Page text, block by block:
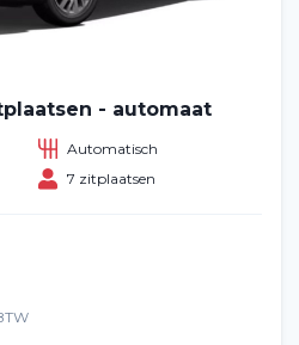
- automaat
Automatisch
7 zitplaatsen